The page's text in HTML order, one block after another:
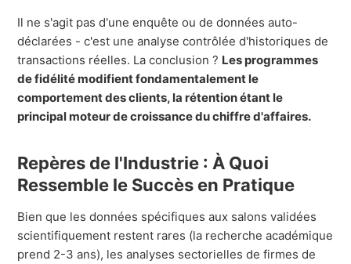
Il ne s'agit pas d'une enquête ou de données auto-
déclarées - c'est une analyse contrôlée d'historiques de
transactions réelles. La conclusion ? Les programmes
de fidélité modifient fondamentalement le
comportement des clients, la rétention étant le
principal moteur de croissance du chiffre d'affaires.
Repères de l'Industrie : À Quoi
Ressemble le Succès en Pratique
Bien que les données spécifiques aux salons validées
scientifiquement restent rares (la recherche académique
prend 2-3 ans), les analyses sectorielles de firmes de